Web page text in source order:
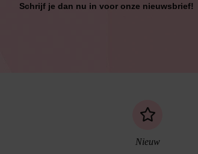
Schrijf je dan nu in voor onze nieuwsbrief!
Nieuw